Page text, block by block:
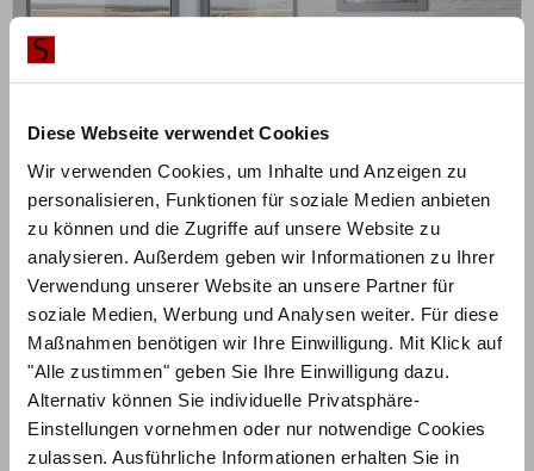
Diese Webseite verwendet Cookies
Wir verwenden Cookies, um Inhalte und Anzeigen zu
personalisieren, Funktionen für soziale Medien anbieten
zu können und die Zugriffe auf unsere Website zu
analysieren. Außerdem geben wir Informationen zu Ihrer
Verwendung unserer Website an unsere Partner für
soziale Medien, Werbung und Analysen weiter. Für diese
Maßnahmen benötigen wir Ihre Einwilligung. Mit Klick auf
"Alle zustimmen" geben Sie Ihre Einwilligung dazu.
Alternativ können Sie individuelle Privatsphäre-
Einstellungen vornehmen oder nur notwendige Cookies
zulassen. Ausführliche Informationen erhalten Sie in
ZUM PRODUKT
Juve Elipsa Bett – Dream-Line Ciara 23/4
Polsterfarbe konfigurierbar
1.444,50€ 1.926,00€